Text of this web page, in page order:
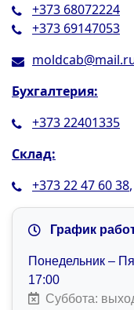
+373 68072224
+373 69147053
Бухгалтерия:
+373 22401335
Склад:
+373 22 47 60 38,
График
Понедельник –
17:00
Суббота: